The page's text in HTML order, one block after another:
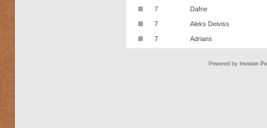
■ 7 Dafne
■ 7 Aleks Deiviss
■ 7 Adrians
Powered by Invision